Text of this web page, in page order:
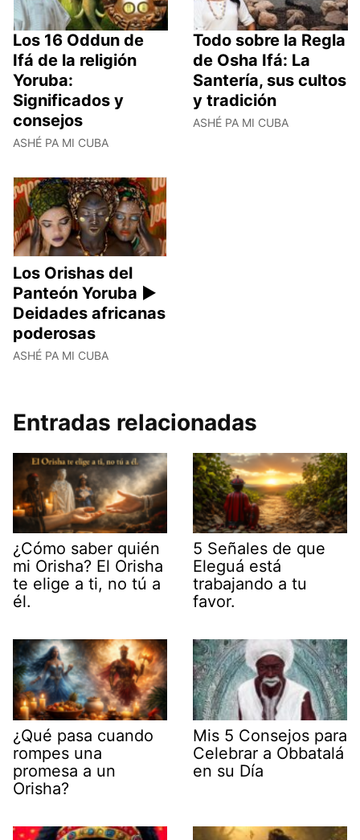
Los 16 Oddun de
Ifá de la religión
Yoruba:
Significados y
consejos
ASHÉ PA MI CUBA
Todo sobre la Regla
de Osha Ifá: La
Santería, sus cultos
y tradición
ASHÉ PA MI CUBA
Los Orishas del
Panteón Yoruba ►
Deidades africanas
poderosas
ASHÉ PA MI CUBA
Entradas relacionadas
¿Cómo saber quién
mi Orisha? El Orisha
te elige a ti, no tú a
él.
5 Señales de que
Eleguá está
trabajando a tu
favor.
¿Qué pasa cuando
rompes una
promesa a un
Orisha?
Mis 5 Consejos para
Celebrar a Obbatalá
en su Día